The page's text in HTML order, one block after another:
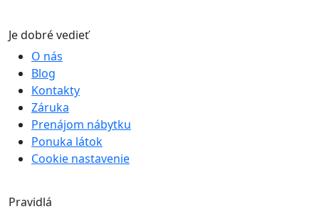
Je dobré vedieť
O nás
Blog
Kontakty
Záruka
Prenájom nábytku
Ponuka látok
Cookie nastavenie
Pravidlá